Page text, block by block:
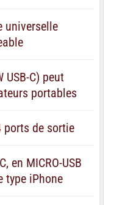
universelle
USB-C) peut
portables
ports de sortie
en MICRO-USB
type iPhone